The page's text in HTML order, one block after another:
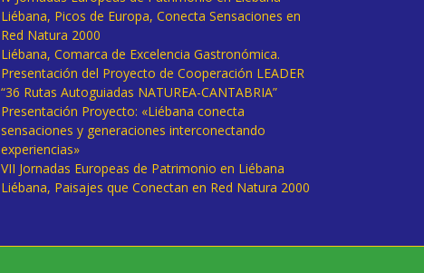
Liébana, Picos de Europa, Conecta Sensaciones en
Red Natura 2000
Liébana, Comarca de Excelencia Gastronómica.
Presentación del Proyecto de Cooperación LEADER
“36 Rutas Autoguiadas NATUREA-CANTABRIA”
Presentación Proyecto: «Liébana conecta
sensaciones y generaciones interconectando
experiencias»
VII Jornadas Europeas de Patrimonio en Liébana
Liébana, Paisajes que Conectan en Red Natura 2000